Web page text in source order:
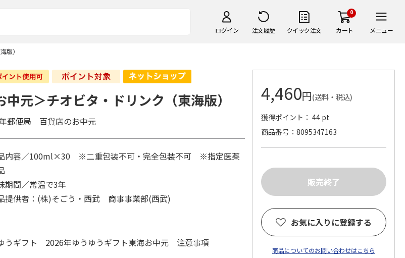
ログイン 注文履歴 クイック注文
0
カート メニュー
版）
中元＞チオビタ・ドリンク（東海版）
郵便局 百貨店のお中元
内容／100ml×30 ※二重包装不可・完全包装不可 ※指定医薬
期間／常温で3年
提供者：(株)そごう・西武 商事事業部(西武)
うギフト 2026年ゆうゆうギフト東海お中元 注意事項
4,460円(送料・税込)
獲得ポイント： 44 pt
商品番号
8095347163
お気に入りに登録する
商品についてのお問い合わせはこちら